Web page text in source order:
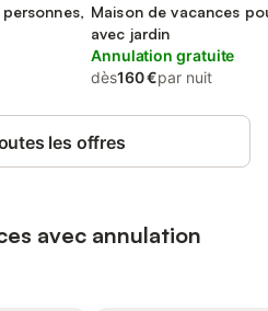
Maison de vacances
avec jardin
Annulation gratuite
dès160 €par nuit
les offres
avec annulation